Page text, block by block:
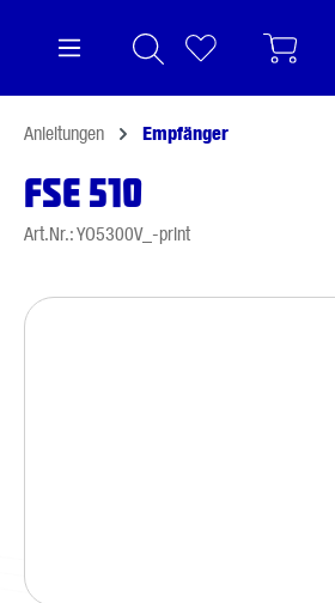
Anleitungen Empfänger
FSE 510
Art.Nr.: YO5300V_-print
Bildergalerie überspringen